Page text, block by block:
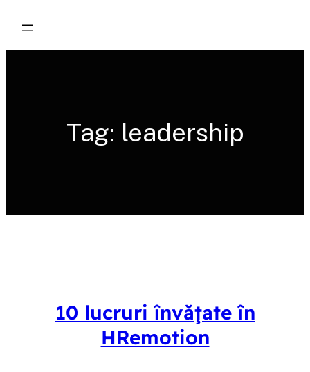
content
Tag: leadership
10 lucruri învăţate în
HRemotion